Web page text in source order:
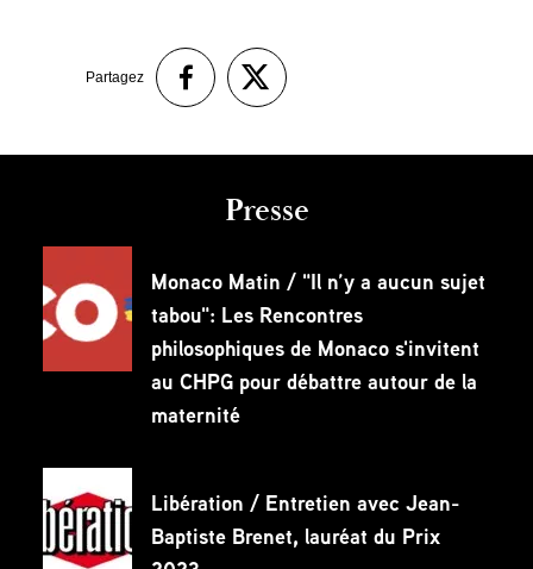
Partagez
Presse
Monaco Matin / "Il n’y a aucun sujet
tabou": Les Rencontres
philosophiques de Monaco s'invitent
au CHPG pour débattre autour de la
maternité
Libération / Entretien avec Jean-
Baptiste Brenet, lauréat du Prix